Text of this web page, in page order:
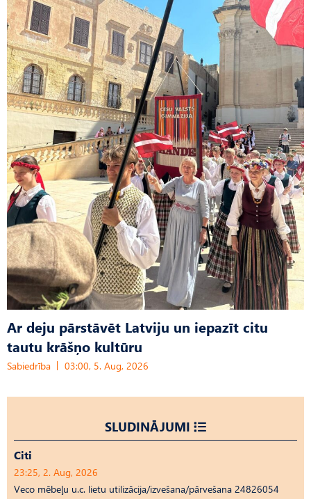
Ar deju pārstāvēt Latviju un iepazīt citu
tautu krāšņo kultūru
Sabiedrība 03:00, 5. Aug, 2026
SLUDINĀJUMI
Citi
23:25, 2. Aug, 2026
Veco mēbeļu u.c. lietu utilizācija/izvešana/pārvešana 24826054